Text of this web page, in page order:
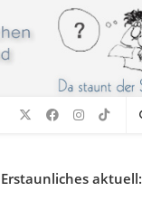
Erstaunliches aktuell: